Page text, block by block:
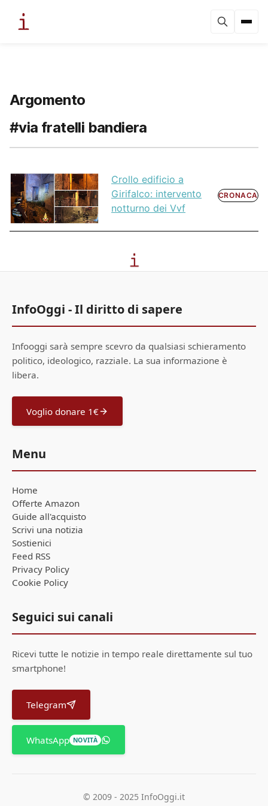
Argomento
#via fratelli bandiera
Crollo edificio a
Girifalco: intervento
notturno dei Vvf
CRONACA
InfoOggi - Il diritto di sapere
Infooggi sarà sempre scevro da qualsiasi schieramento
politico, ideologico, razziale. La sua informazione è
libera.
Voglio donare 1€
Menu
Home
Offerte Amazon
Guide all'acquisto
Scrivi una notizia
Sostienici
Feed RSS
Privacy Policy
Cookie Policy
Seguici sui canali
Ricevi tutte le notizie in tempo reale direttamente sul tuo
smartphone!
Telegram
WhatsApp NOVITÀ
© 2009 - 2025 InfoOggi.it